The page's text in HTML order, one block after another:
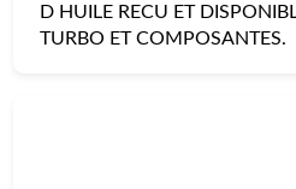
D HUILE RECU ET
TURBO ET COMPOSANTES.